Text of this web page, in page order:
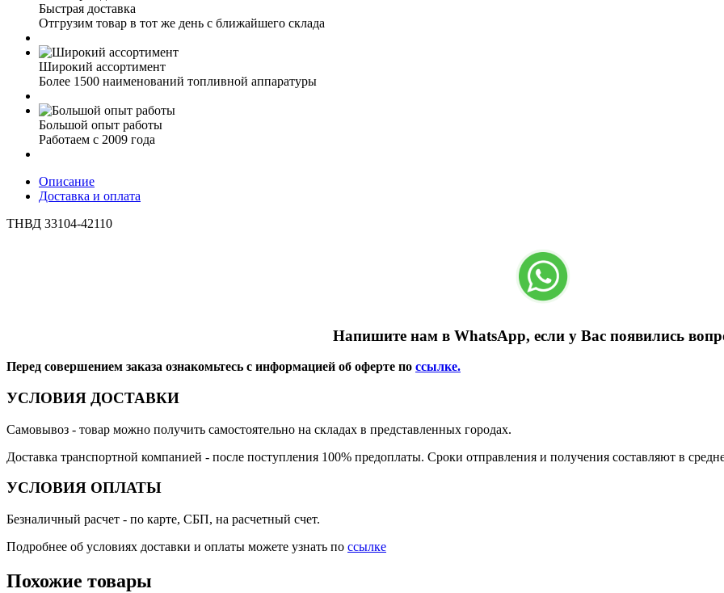
Быстрая доставка
Отгрузим товар в тот же день с ближайшего склада
Широкий ассортимент
Более 1500 наименований топливной аппаратуры
Большой опыт работы
Работаем с 2009 года
Описание
Доставка и оплата
ТНВД 33104-42110
Напишите нам в WhatsApp, если у Вас появились
Перед совершением заказа ознакомьтесь с информацией об оферте по ссылке.
УСЛОВИЯ ДОСТАВКИ
Самовывоз - товар можно получить самостоятельно на складах в представленных городах.
Доставка транспортной компанией - после поступления 100% предоплаты. Сроки отправления и получения составляют в
УСЛОВИЯ ОПЛАТЫ
Безналичный расчет - по карте, СБП, на расчетный счет.
Подробнее об условиях доставки и оплаты можете узнать по ссылке
Похожие товары